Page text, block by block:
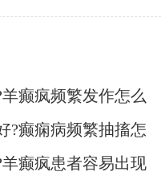
癫疯频繁发作怎么
?癫痫病频繁抽搐怎
癫疯患者容易出现